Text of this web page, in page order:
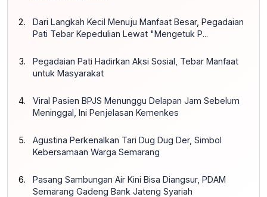
Dari Langkah Kecil Menuju Manfaat Besar, Pegadaian
Pati Tebar Kepedulian Lewat "Mengetuk P...
Pegadaian Pati Hadirkan Aksi Sosial, Tebar Manfaat
untuk Masyarakat
Viral Pasien BPJS Menunggu Delapan Jam Sebelum
Meninggal, Ini Penjelasan Kemenkes
Agustina Perkenalkan Tari Dug Dug Der, Simbol
Kebersamaan Warga Semarang
Pasang Sambungan Air Kini Bisa Diangsur, PDAM
Semarang Gadeng Bank Jateng Syariah